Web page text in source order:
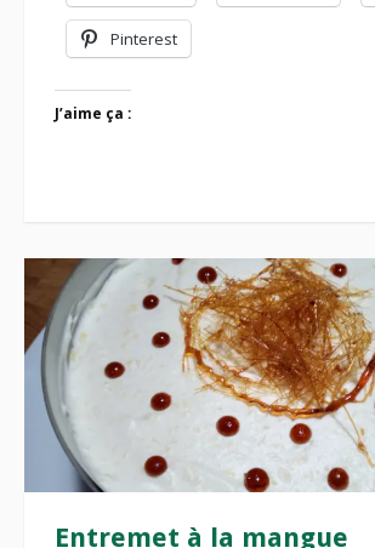
Pinterest
J’aime ça :
Entremet à la mangue